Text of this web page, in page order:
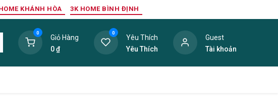
KHÁNH HÒA 3K HOME BÌNH ĐỊNH
0
Giỏ Hàng
0₫
0
Yêu Thích
Yêu Thích
Guest
Tài khoản